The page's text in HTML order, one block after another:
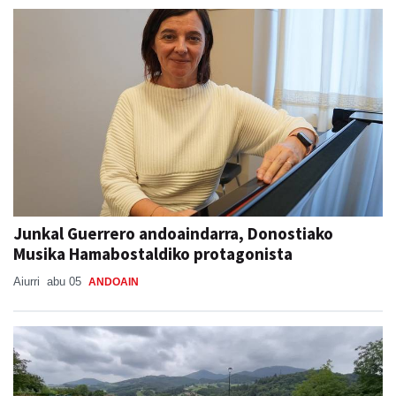
Junkal Guerrero andoaindarra, Donostiako
Musika Hamabostaldiko protagonista
Aiurri abu 05 ANDOAIN